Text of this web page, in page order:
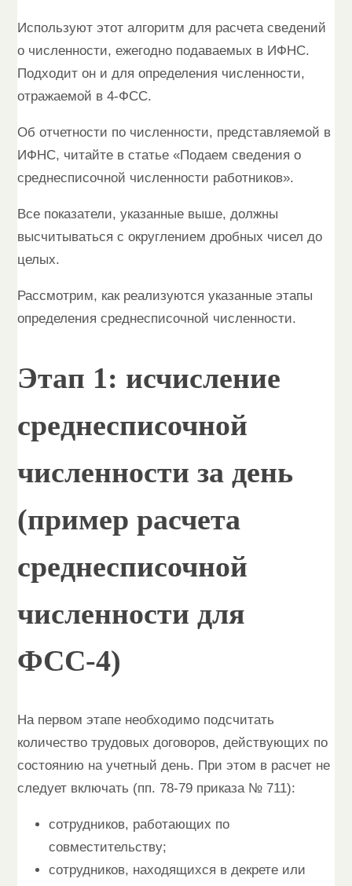
Используют этот алгоритм для расчета сведений
о численности, ежегодно подаваемых в ИФНС.
Подходит он и для определения численности,
отражаемой в 4-ФСС.
Об отчетности по численности, представляемой в
ИФНС, читайте в статье «Подаем сведения о
среднесписочной численности работников».
Все показатели, указанные выше, должны
высчитываться с округлением дробных чисел до
целых.
Рассмотрим, как реализуются указанные этапы
определения среднесписочной численности.
Этап 1: исчисление
среднесписочной
численности за день
(пример расчета
среднесписочной
численности для
ФСС-4)
На первом этапе необходимо подсчитать
количество трудовых договоров, действующих по
состоянию на учетный день. При этом в расчет не
следует включать (пп. 78-79 приказа № 711):
сотрудников, работающих по
совместительству;
сотрудников, находящихся в декрете или